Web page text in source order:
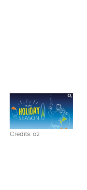
Credits: o2